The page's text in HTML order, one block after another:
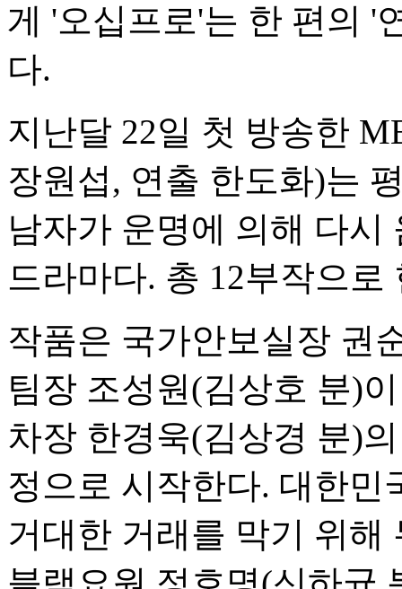
게 '오십프로'는 한 편의 '
다.
지난달 22일 첫 방송한
장원섭, 연출 한도화)는
남자가 운명에 의해 다
드라마다. 총 12부작으
작품은 국가안보실장 권
팀장 조성원(김상호 분)
차장 한경욱(김상경 분)
정으로 시작한다. 대한민
거대한 거래를 막기 위해